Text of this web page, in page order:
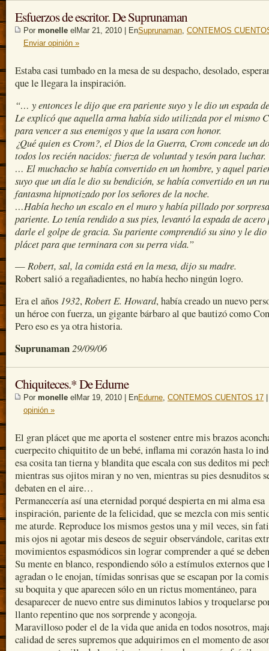
Esfuerzos de escritor. De Suprunaman
Por monelle elMar 21, 2010 | EnSuprunaman, CONTEMOS
Enviar opinión »
Estaba casi tumbado en la mesa de su despacho, desolado,
que le llegara la inspiración.
“… y entonces le dijo que era pariente suyo y le dio un espada
Le explicó que aquella arma había sido utilizada por el mismo
para vencer a sus enemigos y que la usara con honor.
¿Qué quien es Crom?, el Dios de la Guerra, Crom concede un
todos los recién nacidos: fuerza de voluntad y tesón para luchar.
… El muchacho se había convertido en un hombre, y aquel
suyo que un día le dio su bendición, se había convertido en un
fantasma hipnotizado por los señores de la noche.
…Había hecho un escalo en el muro y había pillado por
pariente. Lo tenía rendido a sus pies, levantó la espada de acero
darle el golpe de gracia. Su pariente comprendió su sino y le dio
plácet para que terminara con su perra vida.”
— Robert, sal, la comida está en la mesa, dijo su madre.
Robert salió a regañadientes, no había hecho ningún logro.
Era el años 1932, Robert E. Howard, había creado un nuevo
un héroe con fuerza, un gigante bárbaro al que bautizó como
Pero eso es ya otra historia.
Suprunaman 29/09/06
Chiquiteces.* De Edurne
Por monelle elMar 19, 2010 | EnEdurne, CONTEMOS CUENTOS 17
opinión »
El gran plácet que me aporta el sostener entre mis brazos
cuerpecito chiquitito de un bebé, inflama mi corazón hasta lo
esa cosita tan tierna y blandita que escala con sus deditos mi
mientras sus ojitos miran y no ven, mientras su pies desnuditos
debaten en el aire…
Permanecería así una eternidad porqué despierta en mi alma esa
inspiración, pariente de la felicidad, que se mezcla con mis
me aturde. Reproduce los mismos gestos una y mil veces, sin
mis ojos ni agotar mis deseos de seguir observándole, caritas
movimientos espasmódicos sin lograr comprender a qué se
Su mente en blanco, respondiendo sólo a estímulos externos que
agradan o le enojan, tímidas sonrisas que se escapan por la
su boquita y que aparecen sólo en un rictus momentáneo, para
desaparecer de nuevo entre sus diminutos labios y troquelarse
llanto repentino que nos sorprende y acongoja.
Maravilloso poder el de la vida que anida en todos nosotros,
calidad de seres supremos que adquirimos en el momento de